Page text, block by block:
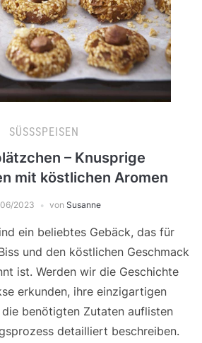
SÜSSSPEISEN
– Knusprige
mit köstlichen Aromen
2023 von Susanne
ein beliebtes Gebäck, das für
und den köstlichen Geschmack
ist. Werden wir die Geschichte
erkunden, ihre einzigartigen
benötigten Zutaten auflisten
detailliert beschreiben.